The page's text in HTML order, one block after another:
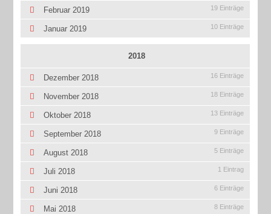
Februar 2019 19 Einträge
Januar 2019 10 Einträge
2018
Dezember 2018 16 Einträge
November 2018 18 Einträge
Oktober 2018 13 Einträge
September 2018 9 Einträge
August 2018 5 Einträge
Juli 2018 1 Eintrag
Juni 2018 6 Einträge
Mai 2018 8 Einträge